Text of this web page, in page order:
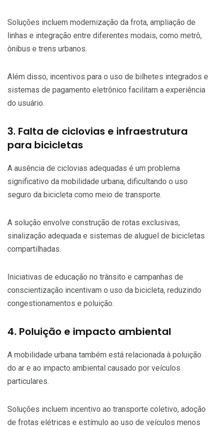
Soluções incluem modernização da frota, ampliação de
linhas e integração entre diferentes modais, como metrô,
ônibus e trens urbanos.
Além disso, incentivos para o uso de bilhetes integrados e
sistemas de pagamento eletrônico facilitam a experiência
do usuário.
3. Falta de ciclovias e infraestrutura
para bicicletas
A ausência de ciclovias adequadas é um problema
significativo da mobilidade urbana, dificultando o uso
seguro da bicicleta como meio de transporte.
A solução envolve construção de rotas exclusivas,
sinalização adequada e sistemas de aluguel de bicicletas
compartilhadas.
Iniciativas de educação no trânsito e campanhas de
conscientização incentivam o uso da bicicleta, reduzindo
congestionamentos e poluição.
4. Poluição e impacto ambiental
A mobilidade urbana também está relacionada à poluição
do ar e ao impacto ambiental causado por veículos
particulares.
Soluções incluem incentivo ao transporte coletivo, adoção
de frotas elétricas e estímulo ao uso de veículos menos